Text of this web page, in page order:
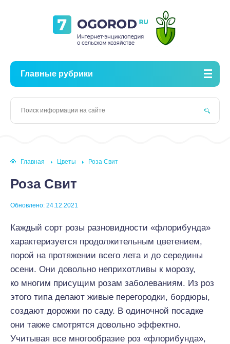
Главные рубрики
Главная Цветы Роза Свит
Роза Свит
Обновлено: 24.12.2021
Каждый сорт розы разновидности «флорибунда»
характеризуется продолжительным цветением,
порой на протяжении всего лета и до середины
осени. Они довольно неприхотливы к морозу,
ко многим присущим розам заболеваниям. Из роз
этого типа делают живые перегородки, бордюры,
создают дорожки по саду. В одиночной посадке
они также смотрятся довольно эффектно.
Учитывая все многообразие роз «флорибунда»,